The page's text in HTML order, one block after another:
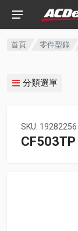
首頁 零件型錄
分類選單
SKU: 19282256
CF503TP